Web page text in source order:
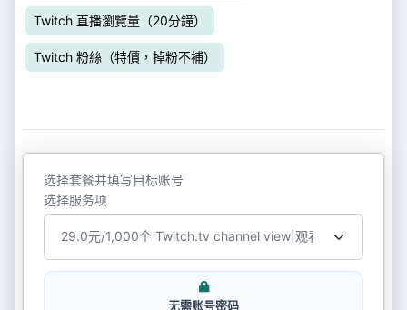
Twitch 直播瀏覽量（20分鐘）
Twitch 粉絲（特價，掉粉不補）
选择套餐并填写目标账号
选择服务项
无需账号密码